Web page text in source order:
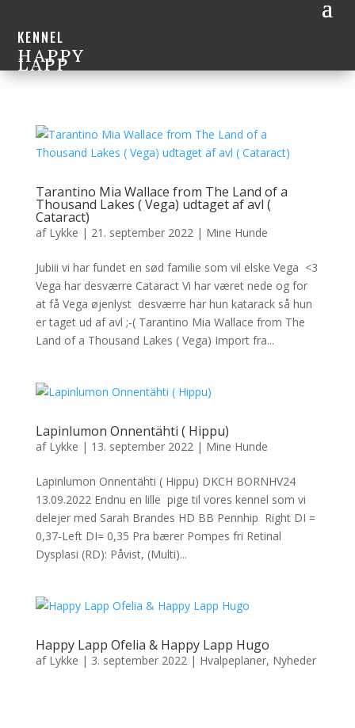
KENNEL
HAPPY
LAPP
Tarantino Mia Wallace from The Land of a
Thousand Lakes ( Vega) udtaget af avl (
Cataract)
af Lykke | 21. september 2022| Mine Hunde
Jubiii vi har fundet en sød familie som vil elske Vega <3
Vega har desværre Cataract Vi har været nede og for
at få Vega øjenlyst desværre har hun katarack så hun
er taget ud af avl ;-( Tarantino Mia Wallace from The
Land of a Thousand Lakes ( Vega) Import fra...
Lapinlumon Onnentähti ( Hippu)
af Lykke | 13. september 2022| Mine Hunde
Lapinlumon Onnentähti ( Hippu) DKCH BORNHV24
13.09.2022 Endnu en lille pige til vores kennel som vi
delejer med Sarah Brandes HD BB Pennhip Right DI =
0,37-Left DI= 0,35 Pra bærer Pompes fri Retinal
Dysplasi (RD): Påvist, (Multi)...
Happy Lapp Ofelia & Happy Lapp Hugo
af Lykke | 3. september 2022| Hvalpeplaner, Nyheder